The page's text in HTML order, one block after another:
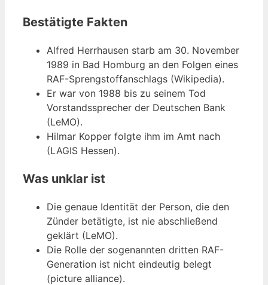
Bestätigte Fakten
Alfred Herrhausen starb am 30. November
1989 in Bad Homburg an den Folgen eines
RAF-Sprengstoffanschlags (Wikipedia).
Er war von 1988 bis zu seinem Tod
Vorstandssprecher der Deutschen Bank
(LeMO).
Hilmar Kopper folgte ihm im Amt nach
(LAGIS Hessen).
Was unklar ist
Die genaue Identität der Person, die den
Zünder betätigte, ist nie abschließend
geklärt (LeMO).
Die Rolle der sogenannten dritten RAF-
Generation ist nicht eindeutig belegt
(picture alliance).